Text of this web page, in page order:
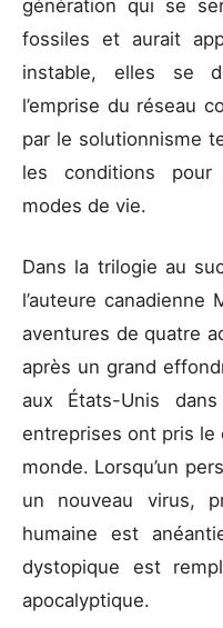
génération qui se
fossiles et aurait
instable, elles se
l’emprise du réseau
par le solutionnisme
les conditions pour
modes de vie.
Dans la trilogie au
l’auteure canadienne
aventures de quatre
après un grand
aux États-Unis
entreprises ont pris
monde. Lorsqu’un
un nouveau virus,
humaine est
dystopique est
apocalyptique.